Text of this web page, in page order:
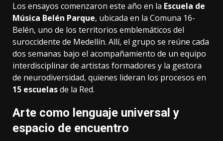
Los ensayos comenzaron este año en la Escuela de
Música Belén Parque, ubicada en la Comuna 16-
Belén, uno de los territorios emblemáticos del
suroccidente de Medellín. Allí, el grupo se reúne cada
dos semanas bajo el acompañamiento de un equipo
interdisciplinar de artistas formadores y la gestora
de neurodiversidad, quienes lideran los procesos en
15 escuelasde la Red.
Arte como lenguaje universal y
espacio de encuentro